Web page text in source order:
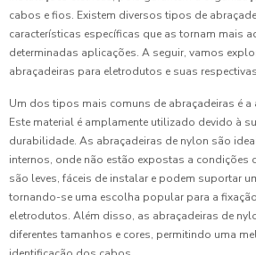
cabos e fios. Existem diversos tipos de
características específicas que as tornam mais
determinadas aplicações. A seguir, vamos
abraçadeiras para eletrodutos e suas
Um dos tipos mais comuns de abraçadeiras é a
Este material é amplamente utilizado devido à
durabilidade. As abraçadeiras de nylon são
internos, onde não estão expostas a condições
são leves, fáceis de instalar e podem suportar
tornando-se uma escolha popular para a
eletrodutos. Além disso, as abraçadeiras de
diferentes tamanhos e cores, permitindo uma